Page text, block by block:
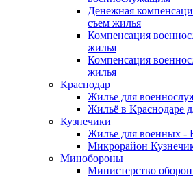
Денежная
съем жилья
Компенсация
жилья
Компенсация
жилья
Краснодар
Жилье для
Жильё в Краснодаре
Кузнечики
Жилье для военных -
Микрорайон
Минобороны
Министерство